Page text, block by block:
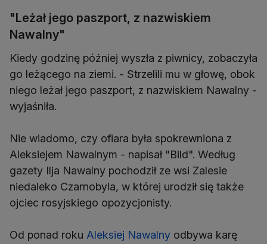
"Leżał jego paszport, z nazwiskiem
Nawalny"
Kiedy godzinę później wyszła z piwnicy, zobaczyła
go leżącego na ziemi. - Strzelili mu w głowę, obok
niego leżał jego paszport, z nazwiskiem Nawalny -
wyjaśniła.
Nie wiadomo, czy ofiara była spokrewniona z
Aleksiejem Nawalnym - napisał "Bild". Według
gazety Ilja Nawalny pochodził ze wsi Zalesie
niedaleko Czarnobyla, w której urodził się także
ojciec rosyjskiego opozycjonisty.
Od ponad roku Aleksiej Nawalny odbywa karę